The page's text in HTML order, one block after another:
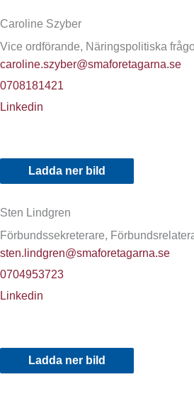
Caroline Szyber
Vice ordförande, Näringspolitiska
caroline.szyber@smaforetagarna.se
0708181421
Linkedin
Ladda ner bild
Sten Lindgren
Förbundssekreterare,
sten.lindgren@smaforetagarna.se
0704953723
Linkedin
Ladda ner bild